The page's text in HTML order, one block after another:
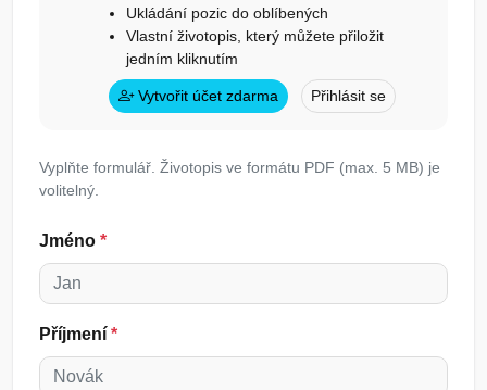
Ukládání pozic do oblíbených
Vlastní životopis, který můžete přiložit
jedním kliknutím
Vytvořit účet zdarma Přihlásit se
Vyplňte formulář. Životopis ve formátu PDF (max. 5 MB) je
volitelný.
Jméno *
Příjmení *